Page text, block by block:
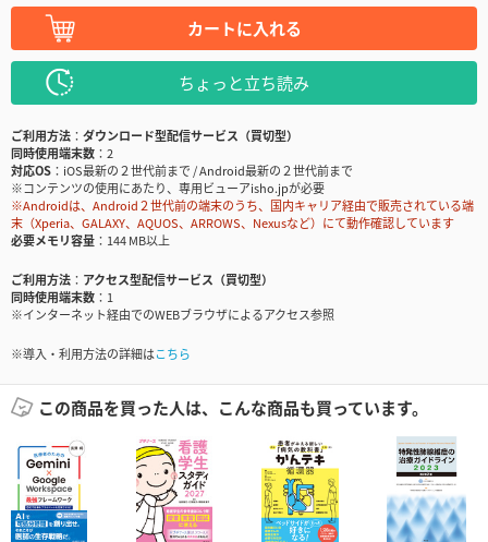
カートに入れる
ちょっと立ち読み
ご利用方法
ダウンロード型配信サービス（買切型）
同時使用端末数
2
対応OS
iOS最新の２世代前まで / Android最新の２世代前まで
※コンテンツの使用にあたり、専用ビューアisho.jpが必要
※Androidは、Android２世代前の端末のうち、国内キャリア経由で販売されている端
末（Xperia、GALAXY、AQUOS、ARROWS、Nexusなど）にて動作確認しています
必要メモリ容量
144 MB以上
ご利用方法
アクセス型配信サービス（買切型）
同時使用端末数
1
※インターネット経由でのWEBブラウザによるアクセス参照
※導入・利用方法の詳細はこちら
この商品を買った人は、こんな商品も買っています。